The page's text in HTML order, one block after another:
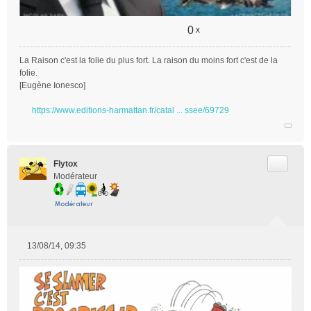
0 x
La Raison c'est la folie du plus fort. La raison du moins fort c'est de la
folie.
[Eugène Ionesco]
https://www.editions-harmattan.fr/catal ... ssee/69729
Flytox
Modérateur
13/08/14, 09:35